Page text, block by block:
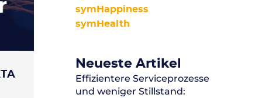
symHappiness
symHealth
Neueste Artikel
Effizientere Serviceprozesse
und weniger Stillstand: